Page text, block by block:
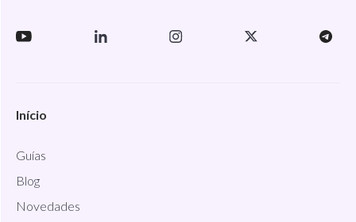
Início
Guías
Blog
Novedades